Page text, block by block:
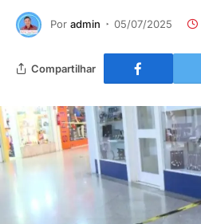
Por admin 05/07/2025
Compartilhar